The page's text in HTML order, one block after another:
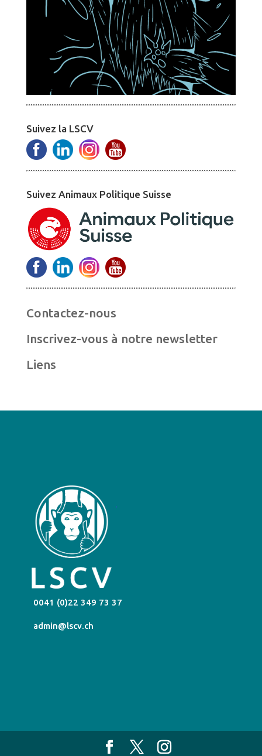
Suivez la LSCV
Suivez Animaux Politique Suisse
Contactez-nous
Inscrivez-vous à notre newsletter
Liens
0041 (0)22 349 73 37
admin@lscv.ch